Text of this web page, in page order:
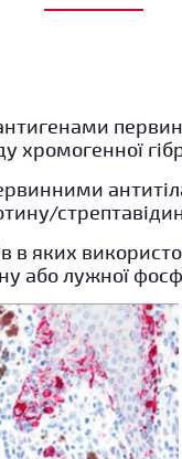
хромогенної
в яких
або лужної